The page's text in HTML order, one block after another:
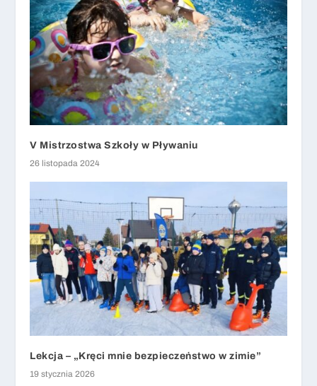
V Mistrzostwa Szkoły w Pływaniu
26 listopada 2024
Lekcja – „Kręci mnie bezpieczeństwo w zimie”
19 stycznia 2026